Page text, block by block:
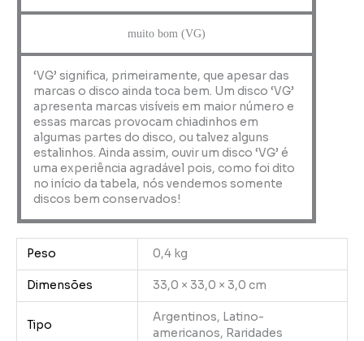
muito bom (VG)
‘VG’ significa, primeiramente, que apesar das
marcas o disco ainda toca bem. Um disco ‘VG’
apresenta marcas visíveis em maior número e
essas marcas provocam chiadinhos em
algumas partes do disco, ou talvez alguns
estalinhos. Ainda assim, ouvir um disco ‘VG’ é
uma experiência agradável pois, como foi dito
no início da tabela, nós vendemos somente
discos bem conservados!
Peso 0,4 kg
Dimensões 33,0 × 33,0 × 3,0 cm
Tipo
Argentinos, Latino-
americanos, Raridades